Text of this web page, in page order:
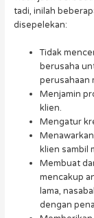
tadi, inilah
disepelekan:
Tidak
berusaha
perusahaan
Menjamin
klien.
Mengatur
klien sambil
Membuat
mencakup
lama,
dengan